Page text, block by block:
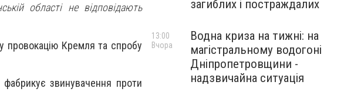
області не відповідають
провокацію Кремля та спробу
фабрикує звинувачення проти
загиблих і постраждалих
Водна криза на тижні: на
магістральному водогоні
Дніпропетровщини -
надзвичайна ситуація
13:00
Вчора